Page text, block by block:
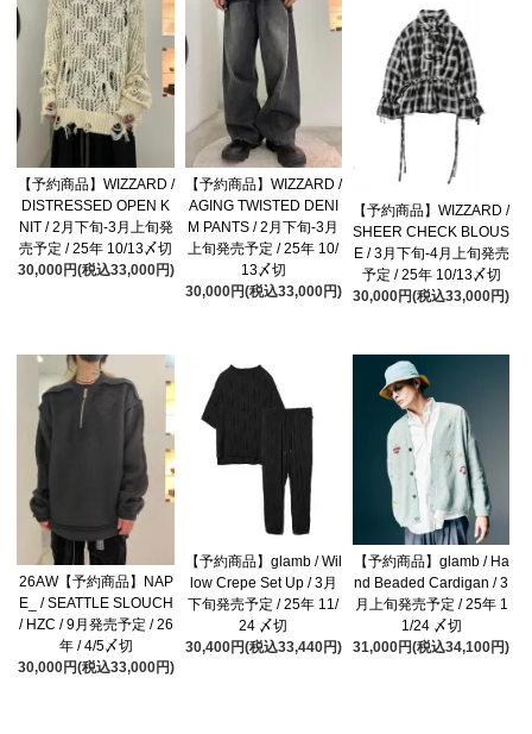
【予約商品】WIZZARD /
DISTRESSED OPEN K
NIT / 2月下旬-3月上旬発
売予定 / 25年 10/13〆切
30,000円(税込33,000円)
【予約商品】WIZZARD /
AGING TWISTED DENI
M PANTS / 2月下旬-3月
上旬発売予定 / 25年 10/
13〆切
30,000円(税込33,000円)
【予約商品】WIZZARD /
SHEER CHECK BLOUS
E / 3月下旬-4月上旬発売
予定 / 25年 10/13〆切
30,000円(税込33,000円)
26AW【予約商品】NAP
E_ / SEATTLE SLOUCH
/ HZC / 9月発売予定 / 26
年 / 4/5〆切
30,000円(税込33,000円)
【予約商品】glamb / Wil
low Crepe Set Up / 3月
下旬発売予定 / 25年 11/
24 〆切
30,400円(税込33,440円)
【予約商品】glamb / Ha
nd Beaded Cardigan / 3
月上旬発売予定 / 25年 1
1/24 〆切
31,000円(税込34,100円)